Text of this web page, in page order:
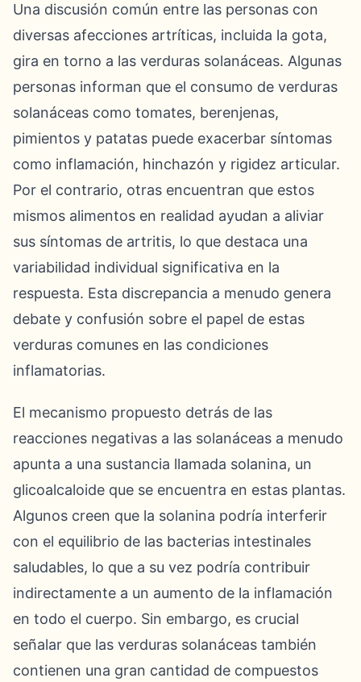
Una discusión común entre las personas con
diversas afecciones artríticas, incluida la gota,
gira en torno a las verduras solanáceas. Algunas
personas informan que el consumo de verduras
solanáceas como tomates, berenjenas,
pimientos y patatas puede exacerbar síntomas
como inflamación, hinchazón y rigidez articular.
Por el contrario, otras encuentran que estos
mismos alimentos en realidad ayudan a aliviar
sus síntomas de artritis, lo que destaca una
variabilidad individual significativa en la
respuesta. Esta discrepancia a menudo genera
debate y confusión sobre el papel de estas
verduras comunes en las condiciones
inflamatorias.
El mecanismo propuesto detrás de las
reacciones negativas a las solanáceas a menudo
apunta a una sustancia llamada solanina, un
glicoalcaloide que se encuentra en estas plantas.
Algunos creen que la solanina podría interferir
con el equilibrio de las bacterias intestinales
saludables, lo que a su vez podría contribuir
indirectamente a un aumento de la inflamación
en todo el cuerpo. Sin embargo, es crucial
señalar que las verduras solanáceas también
contienen una gran cantidad de compuestos